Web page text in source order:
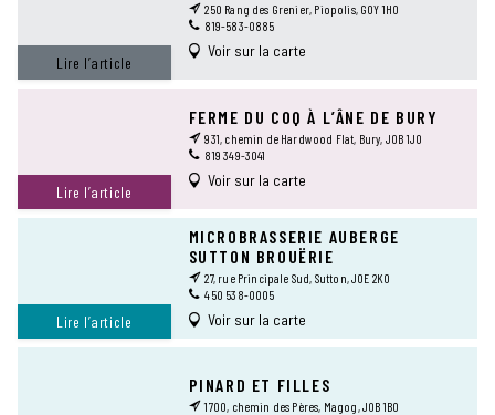
Lire l’article
250 Rang des Grenier, Piopolis, G0Y 1H0
819-583-0885
Voir sur la carte
Lire l’article
FERME DU COQ À L’ÂNE DE BURY
931, chemin de Hardwood Flat, Bury, J0B 1J0
819 349-3041
Voir sur la carte
Lire l’article
MICROBRASSERIE AUBERGE
SUTTON BROUËRIE
27, rue Principale Sud, Sutton, J0E 2K0
450 538-0005
Voir sur la carte
PINARD ET FILLES
1700, chemin des Pères, Magog, J0B 1B0